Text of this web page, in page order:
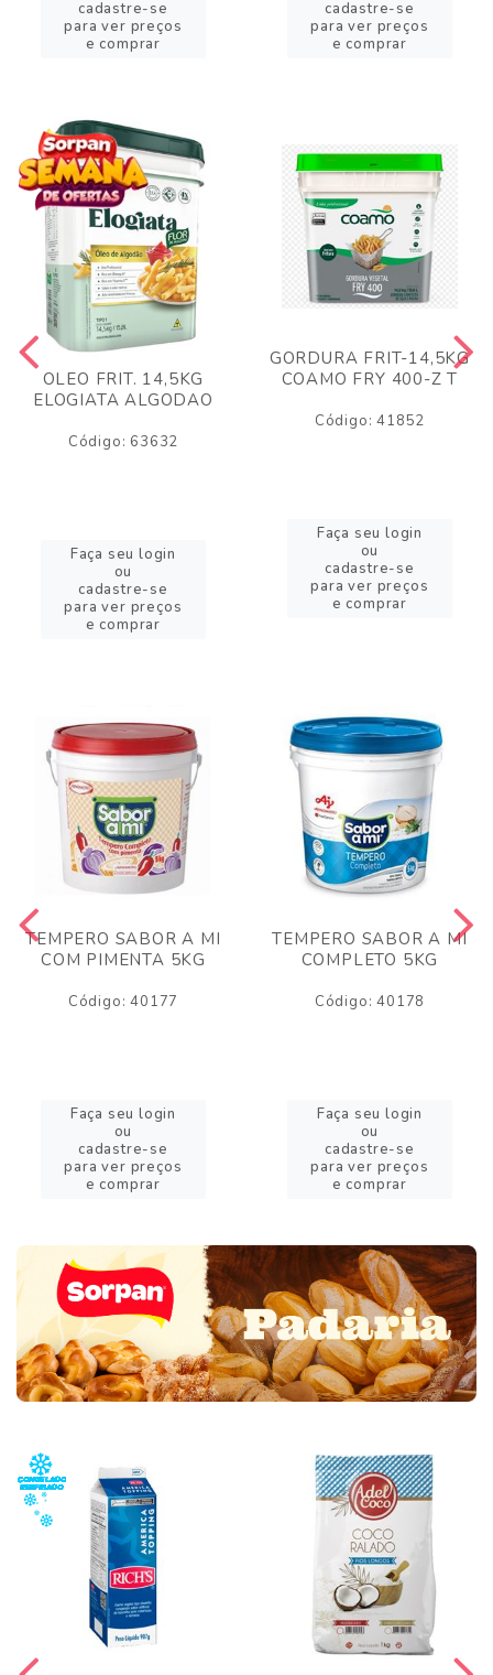
cadastre-se
para ver preços
e comprar
cadastre-se
para ver preços
e comprar
OLEO FRIT. 14,5KG
ELOGIATA ALGODAO
Código: 63632
Faça seu login
ou
cadastre-se
para ver preços
e comprar
GORDURA FRIT-14,5KG
COAMO FRY 400-Z T
Código: 41852
Faça seu login
ou
cadastre-se
para ver preços
e comprar
TEMPERO SABOR A MI
COM PIMENTA 5KG
Código: 40177
Faça seu login
ou
cadastre-se
para ver preços
e comprar
TEMPERO SABOR A MI
COMPLETO 5KG
Código: 40178
Faça seu login
ou
cadastre-se
para ver preços
e comprar